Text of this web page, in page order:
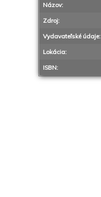
Názov:
Zdroj:
Vydavateľské údaje:
Lokácia:
ISBN: